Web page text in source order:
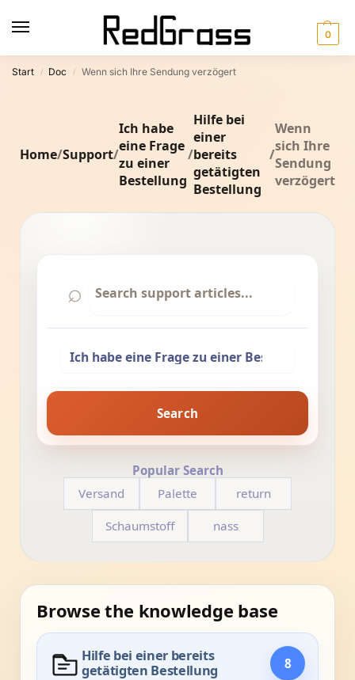
0
Start / Doc / Wenn sich Ihre Sendung verzögert
Home/Support/
Ich habe
eine Frage
zu einer
Bestellung
/
Hilfe bei
einer
bereits
getätigten
Bestellung
/
Wenn
sich Ihre
Sendung
verzögert
⌕
Search
Popular Search
Versand
Palette return
Schaumstoff nass
Browse the knowledge base
Hilfe bei einer bereits
getätigten Bestellung
8